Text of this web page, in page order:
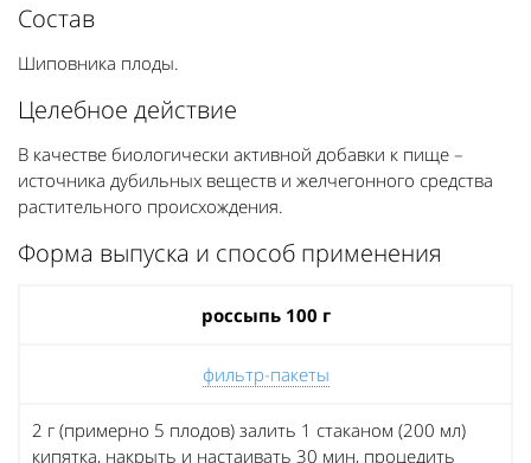
Состав
Шиповника плоды.
Целебное действие
В качестве биологически активной добавки к пище –
источника дубильных веществ и желчегонного средства
растительного происхождения.
Форма выпуска и способ применения
россыпь 100 г
фильтр-пакеты
2 г (примерно 5 плодов) залить 1 стаканом (200 мл)
кипятка, накрыть и настаивать 30 мин, процедить